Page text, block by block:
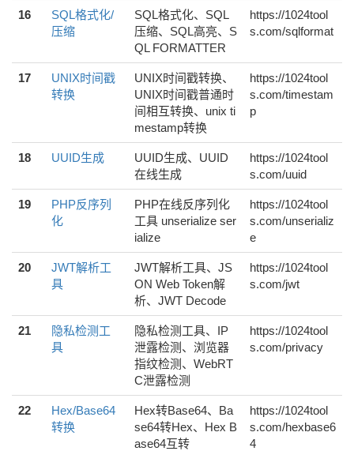
16
SQL格式化/
压缩
SQL格式化、SQL
压缩、SQL高亮、S
QL FORMATTER
https://1024tool
s.com/sqlformat
17
UNIX时间戳
转换
UNIX时间戳转换、
UNIX时间戳普通时
间相互转换、unix ti
mestamp转换
https://1024tool
s.com/timestam
p
18 UUID生成
UUID生成、UUID
在线生成
https://1024tool
s.com/uuid
19
PHP反序列
化
PHP在线反序列化
工具 unserialize ser
ialize
https://1024tool
s.com/unserializ
e
20
JWT解析工
具
JWT解析工具、JS
ON Web Token解
析、JWT Decode
https://1024tool
s.com/jwt
21
隐私检测工
具
隐私检测工具、IP
泄露检测、浏览器
指纹检测、WebRT
C泄露检测
https://1024tool
s.com/privacy
22
Hex/Base64
转换
Hex转Base64、Ba
se64转Hex、Hex B
ase64互转
https://1024tool
s.com/hexbase6
4